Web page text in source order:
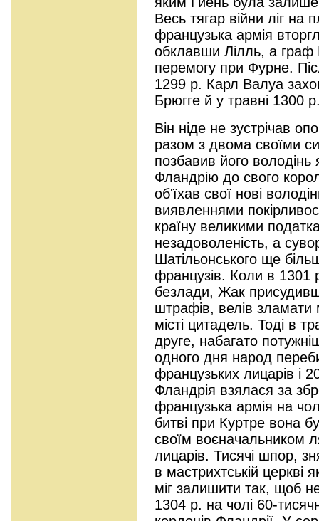
Весь тягар війни ліг
французька армія
обклавши Лілль, а граф
перемогу при Фурне.
1299 р. Карл Валуа
Брюгге й у травні 1300
Він ніде не зустрічав
разом з двома своїми
позбавив його володінь
Фландрію до свого
об'їхав свої нові
виявленнями
країну великими
незадоволеність, а
Шатільонського ще
французів. Коли в 1301
безлади, Жак
штрафів, велів зламати
місті цитадель. Тоді в
друге, набагато
одного дня народ
французьких лицарів і
Фландрія взялася за
французька армія на
битві при Куртре вона
своїм воєначальником
лицарів. Тисячі шпор,
в мастрихтській церкві
міг залишити так, щоб
1304 р. на чолі 60-